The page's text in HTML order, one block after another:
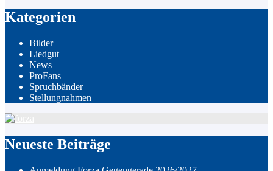
Kategorien
Bilder
Liedgut
News
ProFans
Spruchbänder
Stellungnahmen
Neueste Beiträge